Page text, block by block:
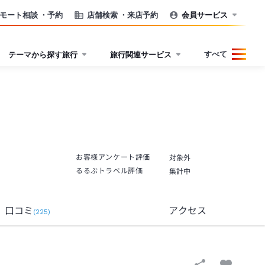
ート相談 ・予約 店舗検索 ・来店予約 会員サービス
テーマから探す旅行 旅行関連サービス すべて
お客様アンケート評価
対象外
るるぶトラベル評価
集計中
口コミ (225) アクセス